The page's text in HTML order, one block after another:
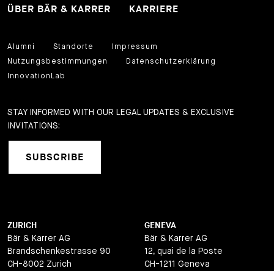
ÜBER BÄR & KARRER
KARRIERE
Alumni Standorte
Impressum
Nutzungsbestimmungen
Datenschutzerklärung
InnovationLab
STAY INFORMED WITH OUR LEGAL UPDATES & EXCLUSIVE
INVITATIONS:
SUBSCRIBE
ZURICH
Bär & Karrer AG
Brandschenkestrasse 90
CH-8002 Zurich
GENEVA
Bär & Karrer AG
12, quai de la Poste
CH-1211 Geneva